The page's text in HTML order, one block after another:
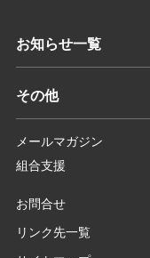
お知らせ一覧
その他
メールマガジン
組合支援
お問合せ
リンク先一覧